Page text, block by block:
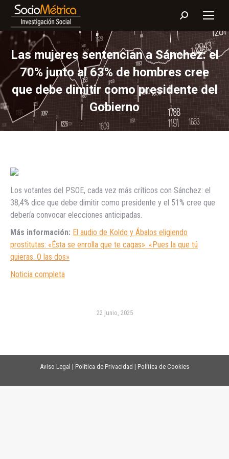
Buscar:
Las mujeres sentencian a Sánchez: el
70% junto al 63% de hombres cree
que debe dimitir como presidente del
Gobierno
Los votantes del PSOE, cada vez más críticos con Sánchez: el
38,4% dice que debe dimitir como presidente y el 51% cree que
debería convocar elecciones anticipadas.
Más información: El audio de Koldo y Ábalos eligiendo
prostitutas: «Ésta se enrolla que te cagas». «Pues la que tú
quieras. O las dos»
Noticia completa
22 junio, 2025
Aviso Legal | Política de Privacidad | Política de Cookies